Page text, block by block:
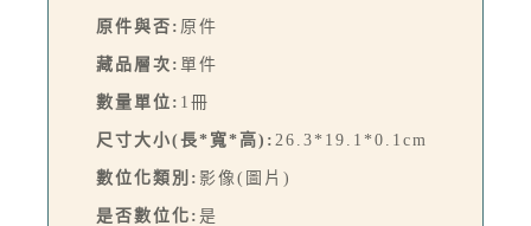
原件與否: 原件
藏品層次: 單件
數量單位: 1冊
尺寸大小(長*寬*高): 26.3*19.1*0.1cm
數位化類別: 影像(圖片)
是否數位化: 是